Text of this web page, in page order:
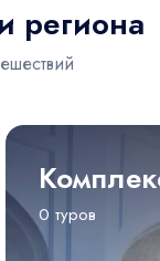
региона
0 туров